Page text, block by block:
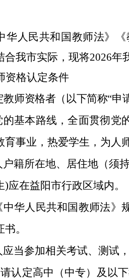
华人民共和国教师法》
合我市实际，现将2026年
资格认定条件
教师资格者（以下简称“申
的基本路线，全面贯彻党
育事业，热爱学生，为人
户籍所在地、居住地（须
)应在益阳市行政区域内。
中华人民共和国教师法》
。
当参加相关考试、测试
认定高中（中专）及以